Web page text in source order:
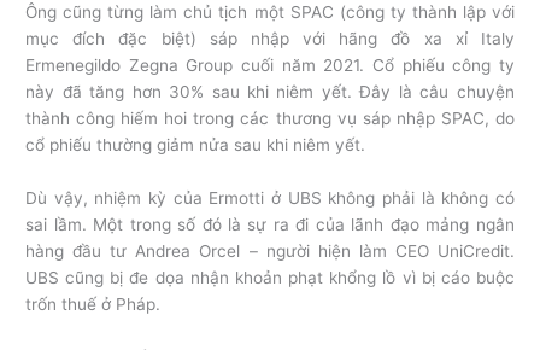
Ông cũng từng làm chủ tịch một SPAC (công ty thành lập với
mục đích đặc biệt) sáp nhập với hãng đồ xa xỉ Italy
Ermenegildo Zegna Group cuối năm 2021. Cổ phiếu công ty
này đã tăng hơn 30% sau khi niêm yết. Đây là câu chuyện
thành công hiếm hoi trong các thương vụ sáp nhập SPAC, do
cổ phiếu thường giảm nửa sau khi niêm yết.
Dù vậy, nhiệm kỳ của Ermotti ở UBS không phải là không có
sai lầm. Một trong số đó là sự ra đi của lãnh đạo mảng ngân
hàng đầu tư Andrea Orcel – người hiện làm CEO UniCredit.
UBS cũng bị đe dọa nhận khoản phạt khổng lồ vì bị cáo buộc
trốn thuế ở Pháp.